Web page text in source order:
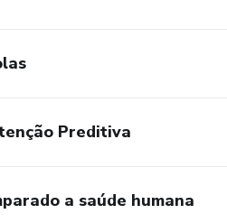
Preditiva
a saúde humana